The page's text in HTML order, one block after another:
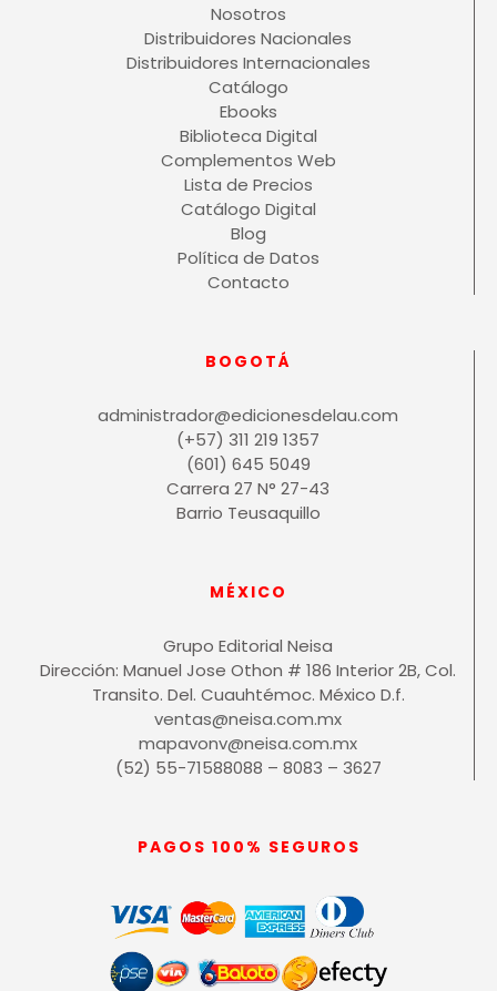
Nosotros
Distribuidores Nacionales
Distribuidores Internacionales
Catálogo
Ebooks
Biblioteca Digital
Complementos Web
Lista de Precios
Catálogo Digital
Blog
Política de Datos
Contacto
BOGOTÁ
administrador@edicionesdelau.com
(+57) 311 219 1357
(601) 645 5049
Carrera 27 N° 27-43
Barrio Teusaquillo
MÉXICO
Grupo Editorial Neisa
Dirección: Manuel Jose Othon # 186 Interior 2B, Col.
Transito. Del. Cuauhtémoc. México D.f.
ventas@neisa.com.mx
mapavonv@neisa.com.mx
(52) 55-71588088 – 8083 – 3627
PAGOS 100% SEGUROS